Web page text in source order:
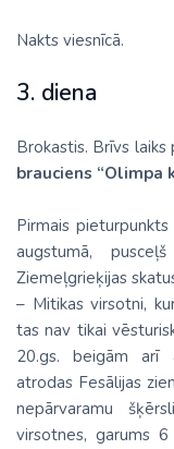
Nakts viesnīcā.
3. diena
Brokastis. Brīvs laiks
brauciens “Olimpa
Pirmais
augstumā,
Ziemeļgrieķijas
– Mitikas virsotni,
tas nav tikai
20.gs. beigām arī
atrodas Fesālijas
nepārvaramu
virsotnes, garums